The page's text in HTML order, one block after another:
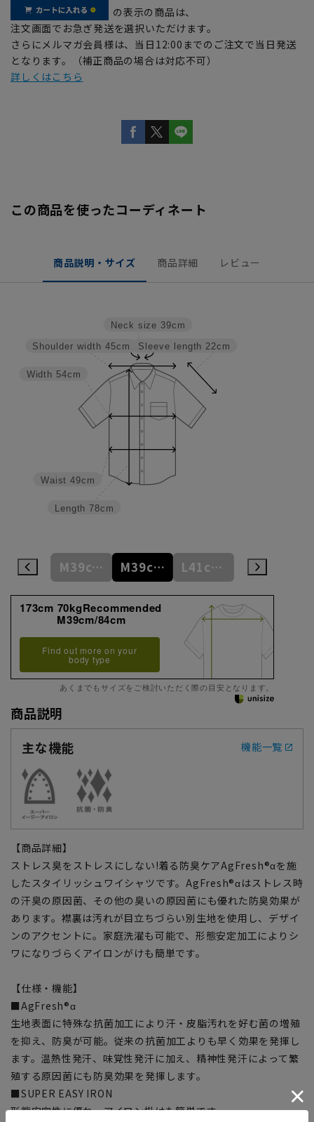
の表示の商品は、
注文画面でお急ぎ発送を選択いただけます。
さらにメルマガ会員様は、当日12:00までのご注文で当日発送
となります。（補正商品の場合は対応不可）
詳しくはこちら
この商品を使ったコーディネート
商品説明・サイズ 商品詳細 レビュー
Sleeve length 22cm
Neck size 39cm
Length 78cm
Waist 49cm
Width 54cm
Shoulder width 45cm
S37cm/82cm M39cm/80cm M39cm/84cm L41cm/82cm
173cm 70kgRecommended
M39cm/84cm
Find out more on your
body type
あくまでもサイズをご検討いただく際の目安となります。
商品説明
主な機能
機能一覧
【商品詳細】
ストレス臭をストレスにしない!着る防臭ケアAgFresh®αを施
したスタイリッシュワイシャツです。AgFresh®αはストレス時
の汗臭の原因菌、その他の臭いの原因菌にも優れた防臭効果が
あります。襟裏は汚れが目立ちづらい別生地を使用し、デザイ
ンのアクセントに。家庭洗濯も可能で、形態安定加工によりシ
ワになりづらくアイロンがけも簡単です。
【仕様・機能】
■AgFresh®α
生地表面に特殊な抗菌加工により汗・皮脂汚れを好む菌の増殖
を抑え、防臭が可能。従来の抗菌加工よりも早く効果を発揮し
ます。温熱性発汗、味覚性発汗に加え、精神性発汗によって繁
殖する原因菌にも防臭効果を発揮します。
■SUPER EASY IRON
形態安定性に優れ、アイロン掛けも簡単です。